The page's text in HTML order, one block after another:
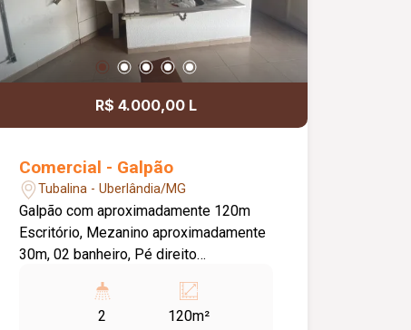
R$ 4.000,00 L
Comercial - Galpão
Tubalina - Uberlândia/MG
Galpão com aproximadamente 120m
Escritório, Mezanino aproximadamente
30m, 02 banheiro, Pé direito
2
120m²